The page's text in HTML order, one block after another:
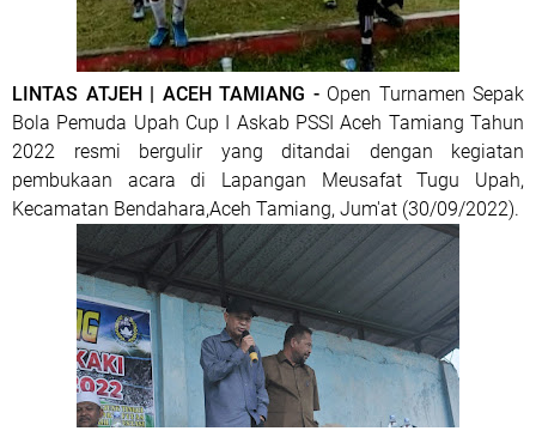
LINTAS ATJEH | ACEH TAMIANG -Open Turnamen Sepak
Bola Pemuda Upah Cup I Askab PSSI Aceh Tamiang Tahun
2022 resmi bergulir yang ditandai dengan kegiatan
pembukaan acara di Lapangan Meusafat Tugu Upah,
Kecamatan Bendahara,Aceh Tamiang, Jum'at (30/09/2022).